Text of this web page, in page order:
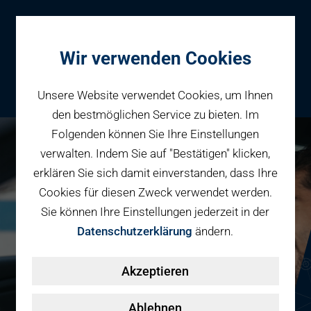
Parken
Reservieren
Fahrradparken
Geschäftspartner
Parkraumbewirtschaftung
Smart Mobility Hubs
Services
Wir verwenden Cookies
Unsere Website verwendet Cookies, um Ihnen
den bestmöglichen Service zu bieten. Im
Folgenden können Sie Ihre Einstellungen
verwalten. Indem Sie auf "Bestätigen" klicken,
erklären Sie sich damit einverstanden, dass Ihre
Cookies für diesen Zweck verwendet werden.
Sie können Ihre Einstellungen jederzeit in der
Datenschutzerklärung ändern.
Akzeptieren
Ablehnen